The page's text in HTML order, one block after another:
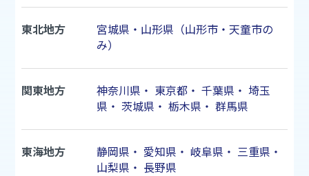
東北地方
宮城県・山形県（山形市・天童市の
み）
関東地方 神奈川県 ・ 東京都・ 千葉県 ・ 埼玉
県 ・ 茨城県 ・ 栃木県 ・ 群馬県
東海地方 静岡県 ・ 愛知県 ・ 岐阜県 ・ 三重県 ・
山梨県 ・ 長野県